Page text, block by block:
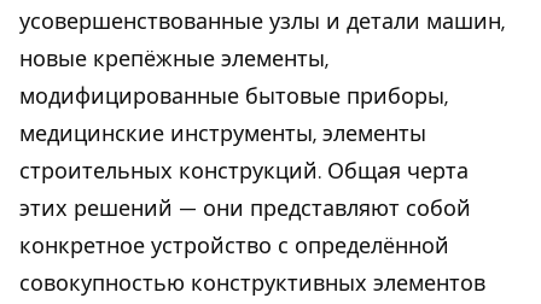
усовершенствованные узлы и детали машин,
новые крепёжные элементы,
модифицированные бытовые приборы,
медицинские инструменты, элементы
строительных конструкций. Общая черта
этих решений — они представляют собой
конкретное устройство с определённой
совокупностью конструктивных элементов